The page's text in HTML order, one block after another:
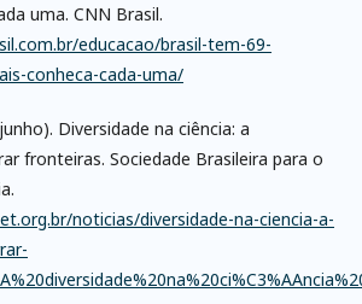
uma. CNN Brasil.
educacao/brasil-tem-69-
conheca-cada-uma/
Diversidade na ciência: a
fronteiras. Sociedade Brasileira para o
noticias/diversidade-na-ciencia-a-